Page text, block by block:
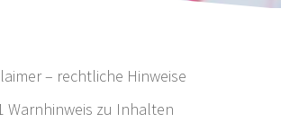
– rechtliche Hinweise
Warnhinweis zu Inhalten